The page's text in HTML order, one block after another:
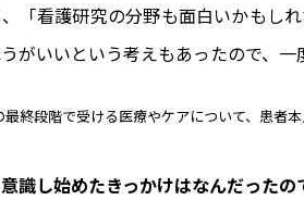
「看護研究の分野も面白いかもし
がいいという考えもあったので、
終段階で受ける医療やケアについて、患者
意識し始めたきっかけはなんだった